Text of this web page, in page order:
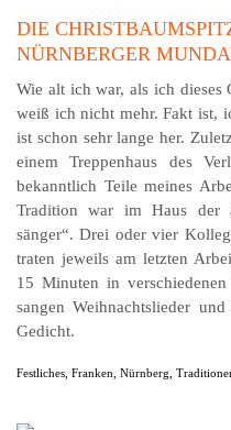
DIE
NÜRNBERGER
Wie alt ich war, als ich dieses
weiß ich nicht mehr. Fakt ist,
ist schon sehr lange her.
einem Treppenhaus des
bekanntlich Teile meines
Tradition war im Haus der
sänger“. Drei oder vier
traten jeweils am letzten
15 Minuten in verschiedenen
sangen Weih­nachts­lieder
Gedicht.
Festliches Franken Nürnberg